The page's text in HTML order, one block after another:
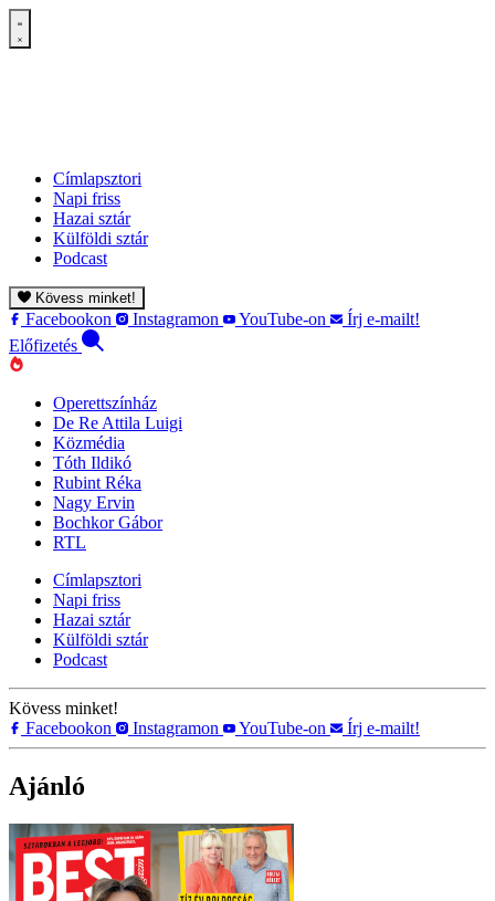
Címlapsztori
Napi friss
Hazai sztár
Külföldi sztár
Podcast
Kövess minket!
Facebookon Instagramon YouTube-on
Írj e-mailt!
Előfizetés
Operettszínház
De Re Attila Luigi
Közmédia
Tóth Ildikó
Rubint Réka
Nagy Ervin
Bochkor Gábor
RTL
Címlapsztori
Napi friss
Hazai sztár
Külföldi sztár
Podcast
Kövess minket!
Facebookon
Instagramon YouTube-on Írj e-mailt!
Ajánló